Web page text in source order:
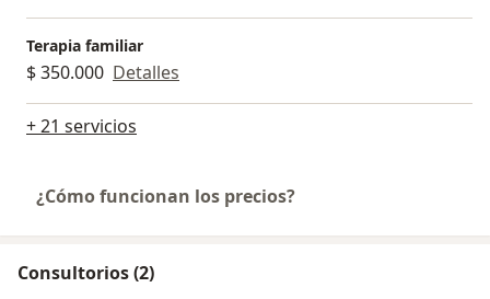
Terapia familiar
$ 350.000 Detalles
+ 21 servicios
¿Cómo funcionan los precios?
Consultorios (2)